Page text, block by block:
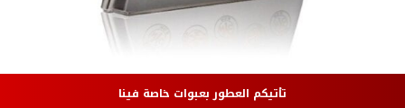
تأتيكم العطور بعبوات خاصة فينا